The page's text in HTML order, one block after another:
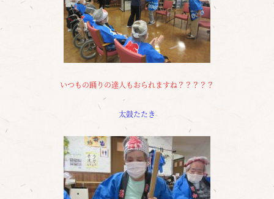
いつもの踊りの達人もおられますね？？？？？
太鼓たたき